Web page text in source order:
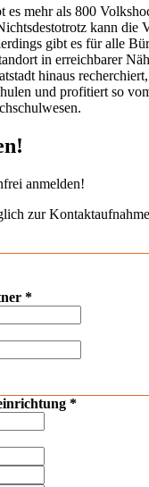
es mehr als 800
kann die
gibt es für alle
in erreichbarer
hinaus
und profitiert so
anmelden!
zur
*
*